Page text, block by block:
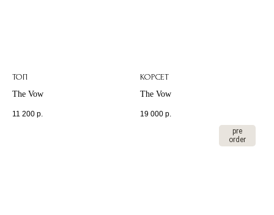
ТОП
The Vow
11 200 р.
КОРСЕТ
The Vow
19 000 р.
pre
order